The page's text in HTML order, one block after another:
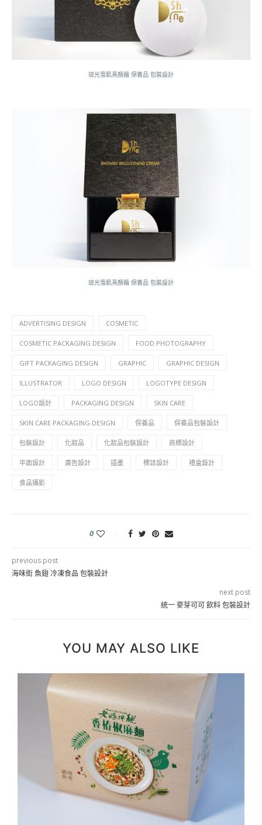
琉光雪肌熹顏霜 保養品 包裝設計
琉光雪肌熹顏霜 保養品 包裝設計
ADVERTISING DESIGN COSMETIC
COSMETIC PACKAGING DESIGN FOOD PHOTOGRAPHY
GIFT PACKAGING DESIGN GRAPHIC GRAPHIC DESIGN
ILLUSTRATOR LOGO DESIGN LOGOTYPE DESIGN
LOGO設計 PACKAGING DESIGN SKIN CARE
SKIN CARE PACKAGING DESIGN 保養品 保養品包裝設計
包裝設計 化妝品 化妝品包裝設計 商標設計
平面設計 廣告設計 插畫 標誌設計 禮盒設計
食品攝影
0
previous post
海味街 魚翅 冷凍食品 包裝設計
next post
統一 麥芽可可 飲料 包裝設計
YOU MAY ALSO LIKE